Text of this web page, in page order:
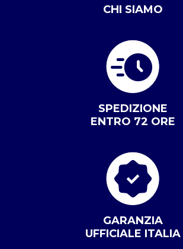
CHI SIAMO
SPEDIZIONE
ENTRO 72 ORE
GARANZIA
UFFICIALE ITALIA